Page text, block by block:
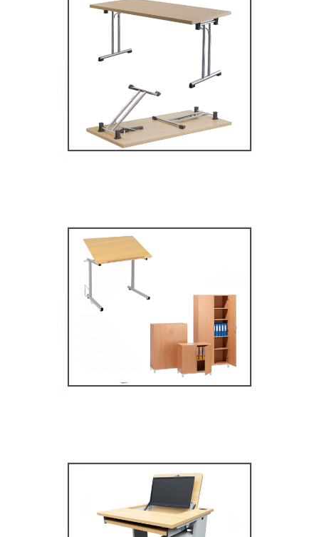
Tables Multifonctions
MOBILIER SCOLAIRE
Mobilier secondaire /
supérieur
MOBILIER SCOLAIRE